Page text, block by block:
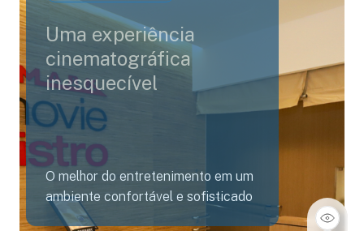
Uma experiência
cinematográfica
inesquecível
O melhor do entretenimento em um
ambiente confortável e sofisticado